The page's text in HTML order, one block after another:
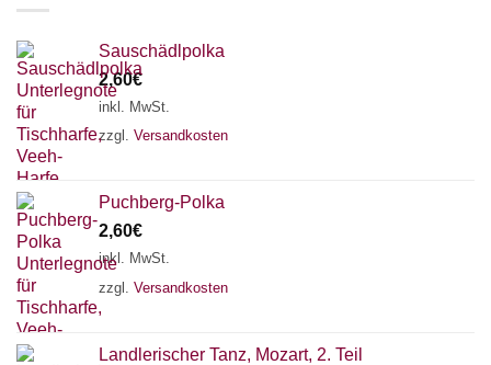
werden
Sauschädlpolka
2,60€
inkl. MwSt.
zzgl. Versandkosten
Puchberg-Polka
2,60€
inkl. MwSt.
zzgl. Versandkosten
Landlerischer Tanz, Mozart, 2. Teil
Chat Support